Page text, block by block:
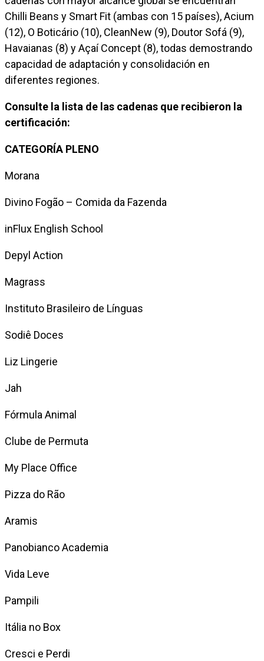
Chilli Beans y Smart Fit (ambas con 15 países), Acium
(12), O Boticário (10), CleanNew (9), Doutor Sofá (9),
Havaianas (8) y Açaí Concept (8), todas demostrando
capacidad de adaptación y consolidación en
diferentes regiones.
Consulte la lista de las cadenas que recibieron la
certificación:
CATEGORÍA PLENO
Morana
Divino Fogão – Comida da Fazenda
inFlux English School
Depyl Action
Magrass
Instituto Brasileiro de Línguas
Sodiê Doces
Liz Lingerie
Jah
Fórmula Animal
Clube de Permuta
My Place Office
Pizza do Rão
Aramis
Panobianco Academia
Vida Leve
Pampili
Itália no Box
Cresci e Perdi